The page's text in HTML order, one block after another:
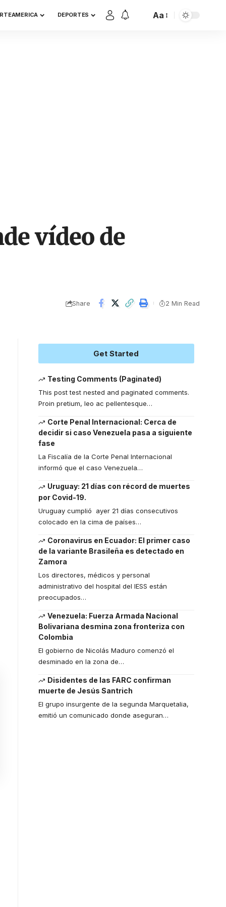
DEPORTES Aa
vídeo de
Share 2 Min Read
Get Started
Testing Comments (Paginated)
This post test nested and paginated comments.
Proin pretium, leo ac pellentesque…
Corte Penal Internacional: Cerca de
decidir si caso Venezuela pasa a siguiente
fase
La Fiscalía de la Corte Penal Internacional
informó que el caso Venezuela…
Uruguay: 21 días con récord de muertes
por Covid-19.
Uruguay cumplió ayer 21 días consecutivos
colocado en la cima de países…
Coronavirus en Ecuador: El primer caso
de la variante Brasileña es detectado en
Zamora
Los directores, médicos y personal
administrativo del hospital del IESS están
preocupados…
Venezuela: Fuerza Armada Nacional
Bolivariana desmina zona fronteriza con
Colombia
El gobierno de Nicolás Maduro comenzó el
desminado en la zona de…
Disidentes de las FARC confirman
muerte de Jesús Santrich
El grupo insurgente de la segunda Marquetalia,
emitió un comunicado donde aseguran…